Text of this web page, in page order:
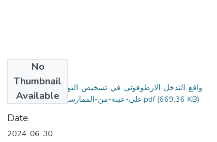
No
Thumbnail
Available
واقع-التدخل-الارطوفوني-في-تشخيص-التوحد-دراسة-ميدانية-
على-عينة-من-الممارسين-الارطوفونين (1).pdf(669.36 KB)
Date
2024-06-30